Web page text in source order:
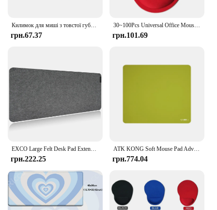
грн.67.37
30~100Pcs Universal Office Mousepad Gel Wrist Support Ergonomic Soft Elastic Gaming Desktop Mouse Pad Wrist Rest Drop Shipping
грн.101.69
грн.222.25
ATK KONG Soft Mouse Pad Advanced Fiber Extra-large Size Waterproof Prevent Hand Sweating Комп’ютерна клавіатура Протиковзка Ігри Подарунки
грн.774.04